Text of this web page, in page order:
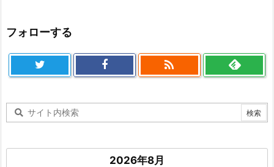
フォローする

2026年8月